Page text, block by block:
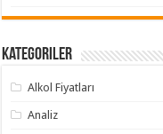
Kategoriler
Alkol Fiyatları
Analiz